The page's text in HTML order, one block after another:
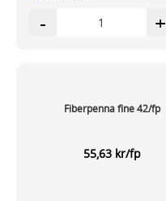
- +
Fiberpenna fine 42/fp
55,63 kr/fp